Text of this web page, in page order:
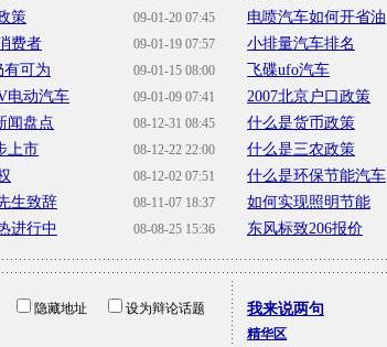
09-01-20 07:45
策
09-01-19 07:57
费者
09-01-15 08:00
有可为
09-01-09 07:41
电动汽车
08-12-31 08:45
闻盘点
08-12-22 22:00
上市
08-12-02 07:51
08-11-07 18:37
生致辞
08-08-25 15:36
进行中
电喷汽车如何开省油
小排量汽车排名
飞碟ufo汽车
2007北京户口政策
什么是货币政策
什么是三农政策
什么是环保节能汽车
如何实现照明节能
东风标致206报价
隐藏地址
设为辩论话题
我来说两句
精华区